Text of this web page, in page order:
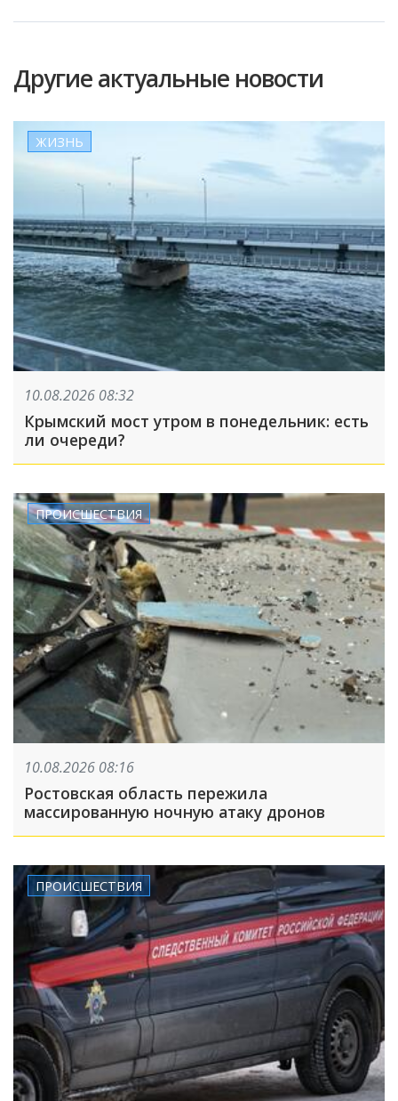
Другие актуальные новости
ЖИЗНЬ
10.08.2026 08:32
Крымский мост утром в понедельник: есть
ли очереди?
ПРОИСШЕСТВИЯ
10.08.2026 08:16
Ростовская область пережила
массированную ночную атаку дронов
ПРОИСШЕСТВИЯ